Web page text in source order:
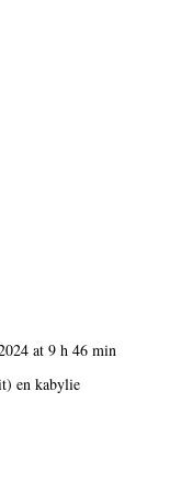
at 9 h 46 min
en kabylie